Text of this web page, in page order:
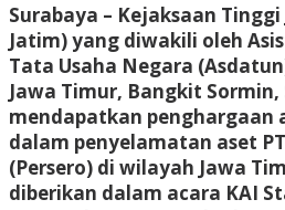
Surabaya – Kejaksaan
Jatim) yang diwakili oleh
Tata Usaha Negara
Jawa Timur, Bangkit Sormin,
mendapatkan penghargaan
dalam penyelamatan aset
(Persero) di wilayah Jawa
diberikan dalam acara KAI